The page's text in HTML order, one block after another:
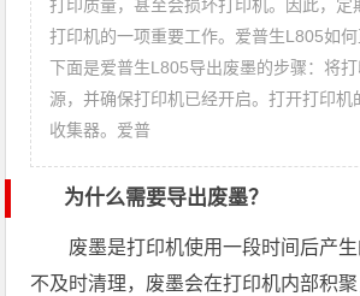
打印质量，甚至会损坏打印机。因此，定
打印机的一项重要工作。爱普生L805如何
下面是爱普生L805导出废墨的步骤：将
源，并确保打印机已经开启。打开打印机
收集器。爱普
为什么需要导出废墨？
废墨是打印机使用一段时间后产
不及时清理，废墨会在打印机内部积